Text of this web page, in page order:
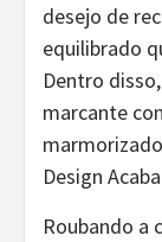
desejo de
equilibrado
Dentro
marcante
Design
Roubando a